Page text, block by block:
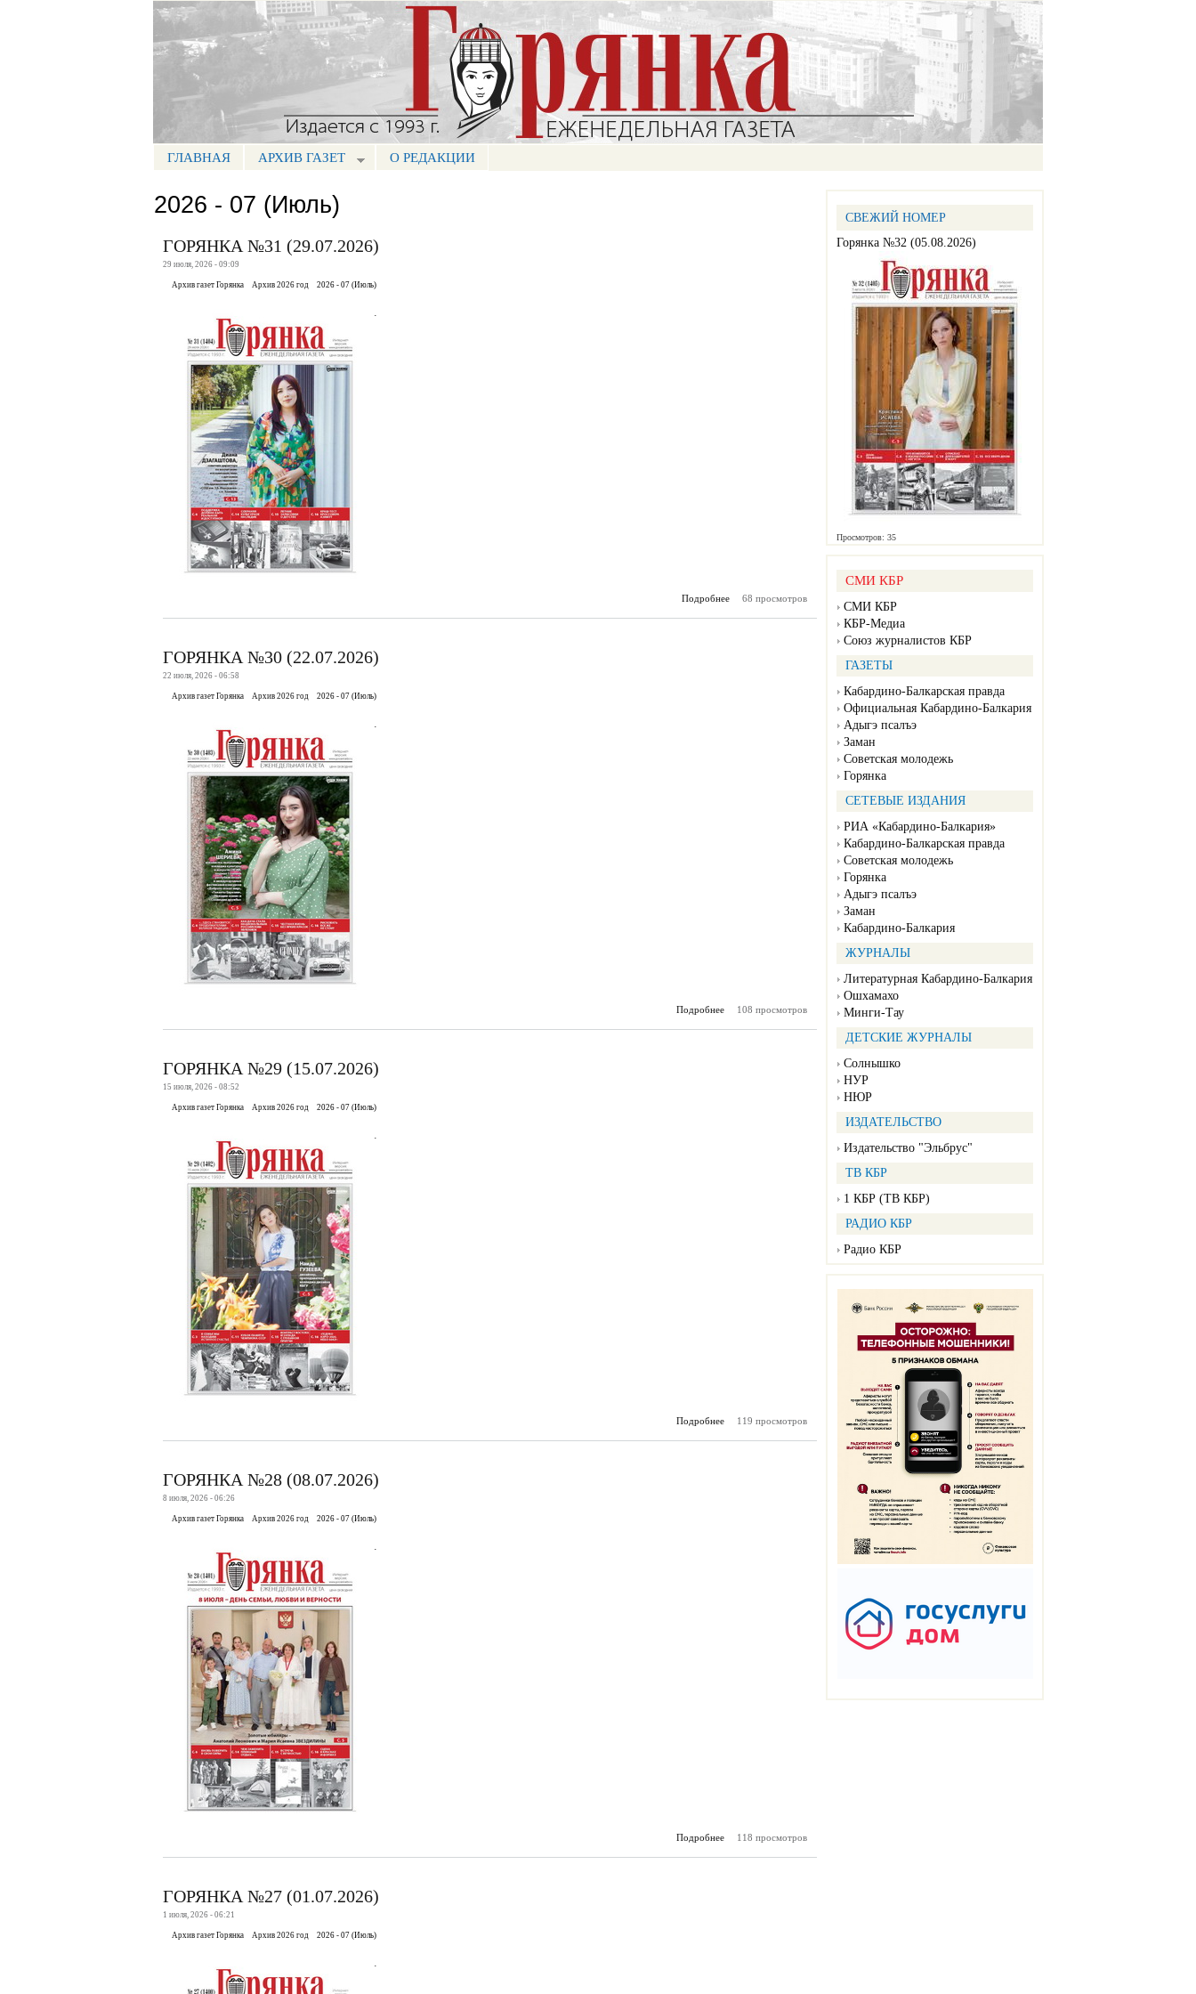
основному
содержанию
Портал СМИ КБР
МЕНЮ ГОРЯНКА
ГЛАВНАЯ АРХИВ ГАЗЕТ О РЕДАКЦИИ
СВЕЖИЙ НОМЕР
Горянка №32 (05.08.2026)
Просмотров: 35
СМИ КБР
СМИ КБР
КБР-Медиа
Союз журналистов КБР
ГАЗЕТЫ
Кабардино-Балкарская правда
Официальная Кабардино-Балкария
Адыгэ псалъэ
Заман
Советская молодежь
Горянка
СЕТЕВЫЕ ИЗДАНИЯ
РИА «Кабардино-Балкария»
Кабардино-Балкарская правда
Советская молодежь
Горянка
Адыгэ псалъэ
Заман
Кабардино-Балкария
ЖУРНАЛЫ
Литературная Кабардино-Балкария
Ошхамахо
Минги-Тау
ДЕТСКИЕ ЖУРНАЛЫ
Солнышко
НУР
НЮР
ИЗДАТЕЛЬСТВО
Издательство "Эльбрус"
ТВ КБР
1 КБР (ТВ КБР)
РАДИО КБР
Радио КБР
2026 - 07 (Июль)
ГОРЯНКА №31 (29.07.2026)
29 июля, 2026 - 09:09
Архив газет Горянка Архив 2026 год 2026 - 07 (Июль)
Подробнее
о Горянка №31
68 просмотров
ГОРЯНКА №30 (22.07.2026)
22 июля, 2026 - 06:58
Архив газет Горянка Архив 2026 год 2026 - 07 (Июль)
Подробнее
о Горянка №30
108 просмотров
ГОРЯНКА №29 (15.07.2026)
15 июля, 2026 - 08:52
Архив газет Горянка Архив 2026 год 2026 - 07 (Июль)
Подробнее
о Горянка №29
119 просмотров
ГОРЯНКА №28 (08.07.2026)
8 июля, 2026 - 06:26
Архив газет Горянка Архив 2026 год 2026 - 07 (Июль)
.
Подробнее
о Горянка №28
118 просмотров
ГОРЯНКА №27 (01.07.2026)
1 июля, 2026 - 06:21
Архив газет Горянка Архив 2026 год 2026 - 07 (Июль)
.